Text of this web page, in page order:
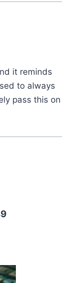
it reminds
to always
pass this on